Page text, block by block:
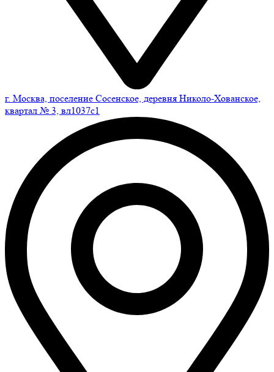
г. Москва, поселение Сосенское, деревня Николо-Хованское,
квартал № 3, вл1037с1